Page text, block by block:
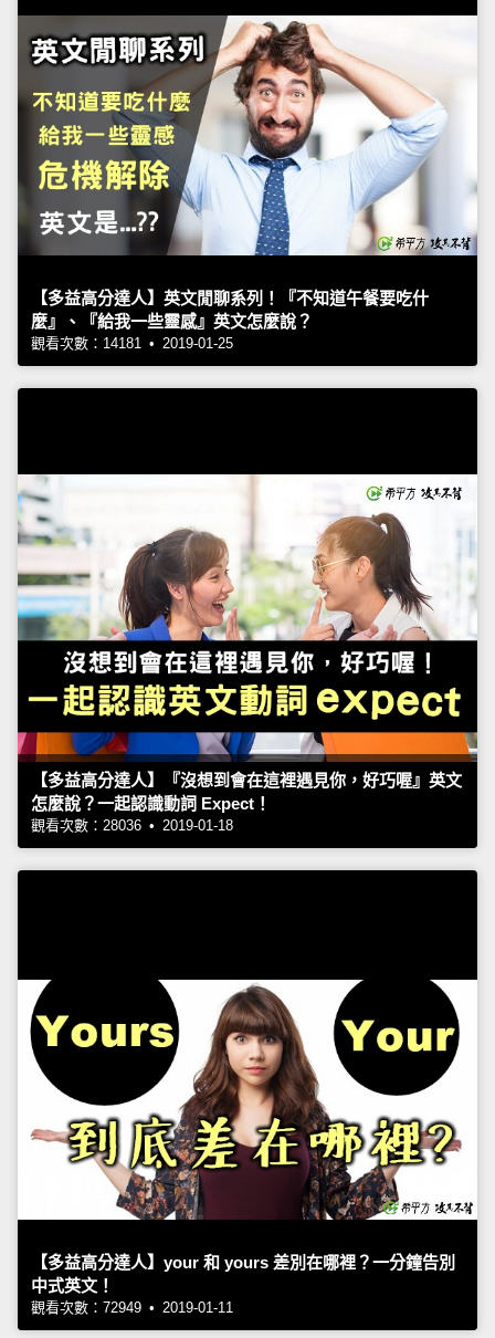
【多益高分達人】英文閒聊系列！『不知道午餐要吃什
麼』、『給我一些靈感』英文怎麼說？
觀看次數：14181 • 2019-01-25
【多益高分達人】『沒想到會在這裡遇見你，好巧喔』英文
怎麼說？一起認識動詞 Expect！
觀看次數：28036 • 2019-01-18
【多益高分達人】your 和 yours 差別在哪裡？一分鐘告別
中式英文！
觀看次數：72949 • 2019-01-11